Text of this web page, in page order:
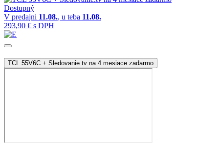
Dostupný
V predajni 11.08., u teba 11.08.
293,90 € s DPH
TCL 55V6C + Sledovanie.tv na 4 mesiace zadarmo